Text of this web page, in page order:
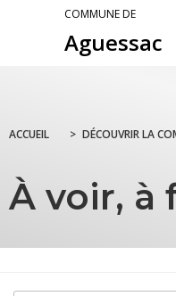
COMMUNE DE
Aguessac
ACCUEIL > DÉCOUVRIR LA
À voir, à